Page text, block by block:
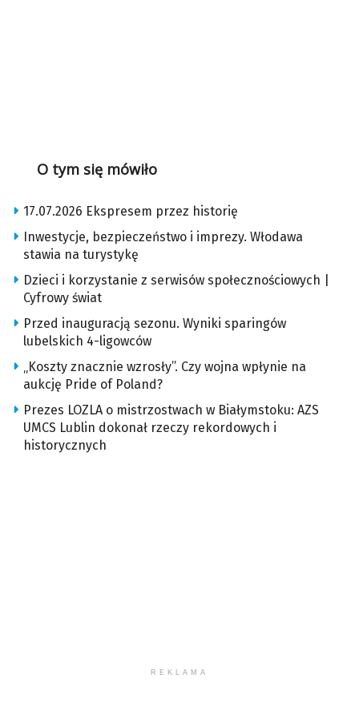
O tym się mówiło
17.07.2026 Ekspresem przez historię
Inwestycje, bezpieczeństwo i imprezy. Włodawa
stawia na turystykę
Dzieci i korzystanie z serwisów społecznościowych |
Cyfrowy świat
Przed inauguracją sezonu. Wyniki sparingów
lubelskich 4-ligowców
„Koszty znacznie wzrosły”. Czy wojna wpłynie na
aukcję Pride of Poland?
Prezes LOZLA o mistrzostwach w Białymstoku: AZS
UMCS Lublin dokonał rzeczy rekordowych i
historycznych
REKLAMA